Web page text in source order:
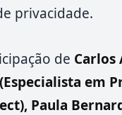
privacidade.
de Carlos
em
Paula